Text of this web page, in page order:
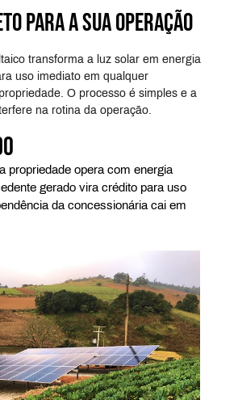
para a sua operação
transforma a luz solar em energia
uso imediato em qualquer
O processo é simples e a
na rotina da operação.
propriedade opera com energia
gerado vira crédito para uso
da concessionária cai em